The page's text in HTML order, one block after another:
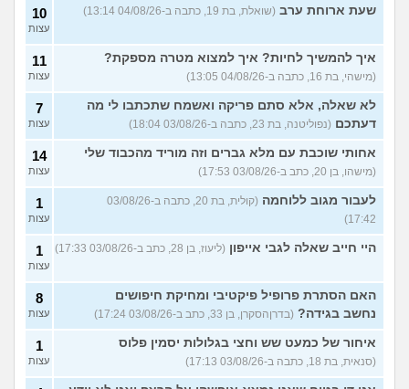
שעת ארוחת ערב (שואלת, בת 19, כתבה ב-04/08/26 13:14) 10
עצות
איך להמשיך לחיות? איך למצוא מטרה מספקת?
(מישהי, בת 16, כתבה ב-04/08/26 13:05)
11
עצות
לא שאלה, אלא סתם פריקה ואשמח שתכתבו לי מה
דעתכם (נפוליטנה, בת 23, כתבה ב-03/08/26 18:04)
7
עצות
אחותי שוכבת עם מלא גברים וזה מוריד מהכבוד שלי
(מישהו, בן 20, כתב ב-03/08/26 17:53)
14
עצות
לעבור מגוב ללוחמה
(קולית, בת 20, כתבה ב-03/08/26
17:42)
1
עצות
היי חייב שאלה לגבי אייפון (ליעוז, בן 28, כתב ב-03/08/26 17:33) 1
עצות
האם הסתרת פרופיל פיקטיבי ומחיקת חיפושים
נחשב בגידה? (בדרןהסקרן, בן 33, כתב ב-03/08/26 17:24)
8
עצות
איחור של כמעט שש וחצי בגלולות יסמין פלוס
(סנאית, בת 18, כתבה ב-03/08/26 17:13)
1
עצות